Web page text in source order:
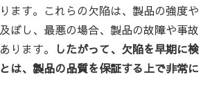
ます。これらの欠陥は、製品の強度や
ぼし、最悪の場合、製品の故障や事故
ります。
したがって、欠陥を早期に検
は、製品の品質を保証する上で非常に